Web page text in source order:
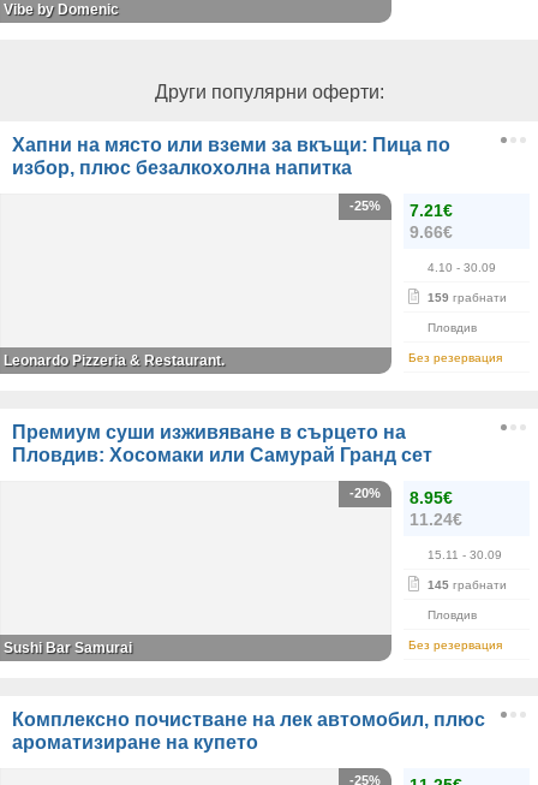
Vibe by Domenic
Други популярни оферти:
Хапни на място или вземи за вкъщи: Пица по
избор, плюс безалкохолна напитка
7.21€
9.66€
4.10 - 30.09
159 грабнати
Пловдив
Без резервация
-25%
Leonardo Pizzeria & Restaurant.
Премиум суши изживяване в сърцето на
Пловдив: Хосомаки или Самурай Гранд сет
8.95€
11.24€
15.11 - 30.09
145 грабнати
Пловдив
Без резервация
-20%
Sushi Bar Samurai
Комплексно почистване на лек автомобил, плюс
ароматизиране на купето
-25%